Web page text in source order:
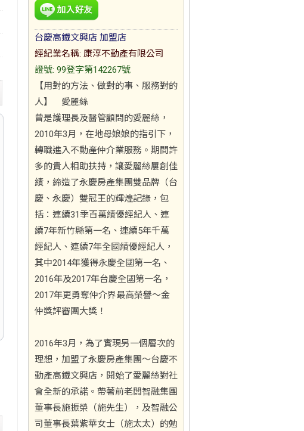
台慶高鐵文興店 加盟店
經紀業名稱: 康淳不動產有限公司
證號: 99登字第142267號
【用對的方法、做對的事、服務對的
人】 愛麗絲
曾是護理長及醫管顧問的愛麗絲，
2010年3月，在地母娘娘的指引下，
轉職進入不動產仲介業服務。期間許
多的貴人相助扶持，讓愛麗絲屢創佳
績，締造了永慶房產集團雙品牌（台
慶、永慶）雙冠王的輝煌記錄，包
括：連續31季百萬績優經紀人、連
續7年新竹縣第一名、連續5年千萬
經紀人、連續7年全國績優經紀人，
其中2014年獲得永慶全國第一名、
2016年及2017年台慶全國第一名，
2017年更勇奪仲介界最高榮譽～金
仲獎評審團大獎！
2016年3月，為了實現另一個層次的
理想，加盟了永慶房產集團～台慶不
動產高鐵文興店，開始了愛麗絲對社
會全新的承諾。帶著前老闆智融集團
董事長施振榮（施先生），及智融公
司董事長葉紫華女士（施太太）的勉